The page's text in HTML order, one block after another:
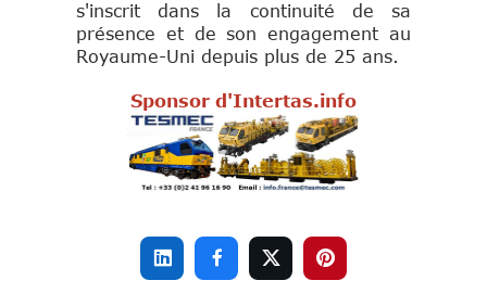
s'inscrit dans la continuité de sa
présence et de son engagement au
Royaume-Uni depuis plus de 25 ans.
Sponsor d'Intertas.info
   